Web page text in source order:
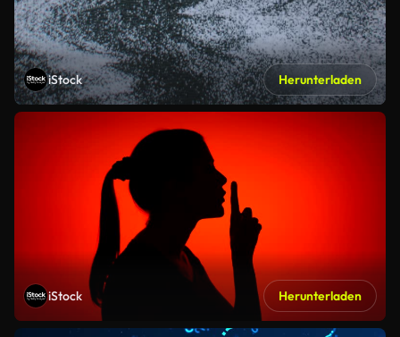
iStock Herunterladen
iStock Herunterladen